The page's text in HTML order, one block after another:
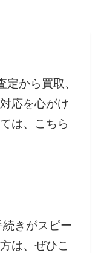
定から買取、
応を心がけ
は、こちら
きがスピー
は、ぜひこ